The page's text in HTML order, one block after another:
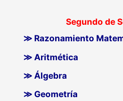
Segundo de
≫ Razonamiento
≫ Aritmética
≫ Álgebra
≫ Geometría